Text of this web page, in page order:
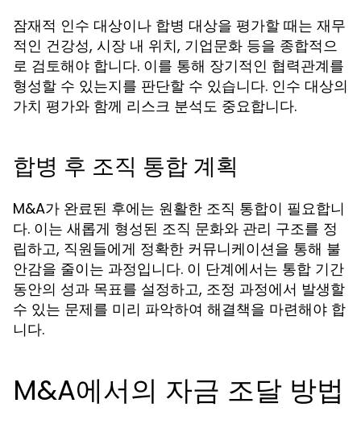
잠재적 인수 대상이나 합병 대상을 평가할 때는 재무
적인 건강성, 시장 내 위치, 기업문화 등을 종합적으
로 검토해야 합니다. 이를 통해 장기적인 협력관계를
형성할 수 있는지를 판단할 수 있습니다. 인수 대상의
가치 평가와 함께 리스크 분석도 중요합니다.
합병 후 조직 통합 계획
M&A가 완료된 후에는 원활한 조직 통합이 필요합니
다. 이는 새롭게 형성된 조직 문화와 관리 구조를 정
립하고, 직원들에게 정확한 커뮤니케이션을 통해 불
안감을 줄이는 과정입니다. 이 단계에서는 통합 기간
동안의 성과 목표를 설정하고, 조정 과정에서 발생할
수 있는 문제를 미리 파악하여 해결책을 마련해야 합
니다.
M&A에서의 자금 조달 방법